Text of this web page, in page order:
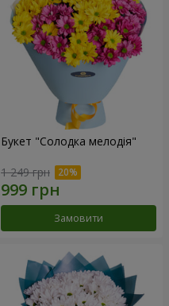
Букет "Солодка мелодія"
1 249 грн
Замовити